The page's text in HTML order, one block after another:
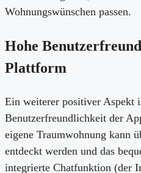
Wohnungswünschen passen.
Hohe
Plattform
Ein weiterer positiver Aspekt
Benutzerfreundlichkeit der
eigene Traumwohnung kann
entdeckt werden und das
integrierte Chatfunktion (der